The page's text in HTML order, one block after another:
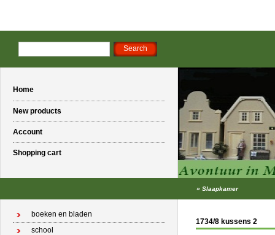
Home
New products
Account
Shopping cart
» Slaapkamer
boeken en bladen
school
1734/8 kussens 2